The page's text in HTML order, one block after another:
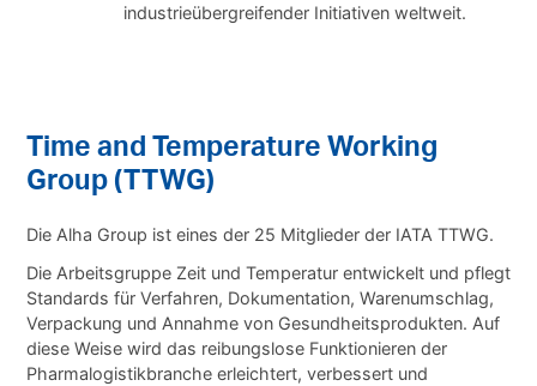
industrieübergreifender Initiativen weltweit.
Time and Temperature Working
Group (TTWG)
Die Alha Group ist eines der 25 Mitglieder der IATA TTWG.
Die Arbeitsgruppe Zeit und Temperatur entwickelt und pflegt
Standards für Verfahren, Dokumentation, Warenumschlag,
Verpackung und Annahme von Gesundheitsprodukten. Auf
diese Weise wird das reibungslose Funktionieren der
Pharmalogistikbranche erleichtert, verbessert und